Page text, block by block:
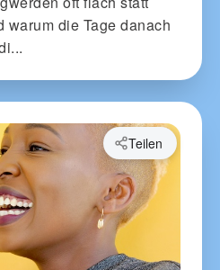
warum die Tage danach
Teilen